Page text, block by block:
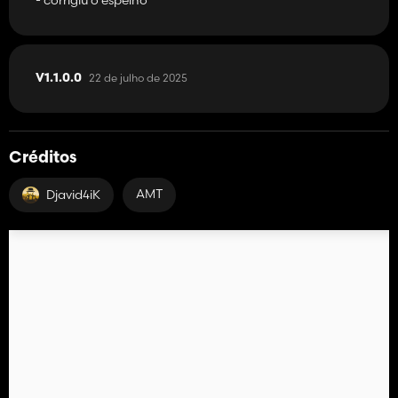
V1.1.0.0 22 de julho de 2025
Créditos
Djavid4iK AMT